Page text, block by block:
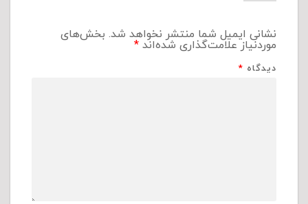
نشانی ایمیل شما منتشر نخواهد شد. بخش‌های
موردنیاز علامت‌گذاری شده‌اند*
دیدگاه *